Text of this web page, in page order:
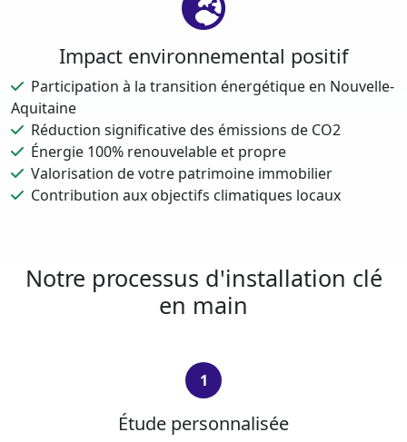
Impact environnemental positif
Participation à la transition énergétique en Nouvelle-
Aquitaine
Réduction significative des émissions de CO2
Énergie 100% renouvelable et propre
Valorisation de votre patrimoine immobilier
Contribution aux objectifs climatiques locaux
Notre processus d'installation clé
en main
1
Étude personnalisée